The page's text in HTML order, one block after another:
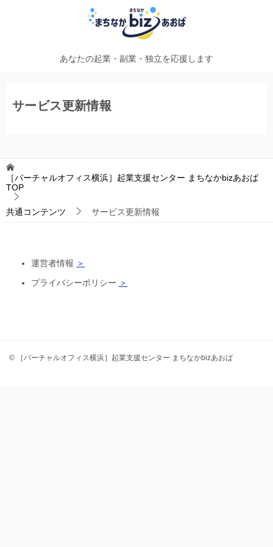
あなたの起業・副業・独立を応援します
サービス更新情報
［バーチャルオフィス横浜］起業支援センター まちなかbizあおば
TOP
共通コンテンツ サービス更新情報
運営者情報 ＞
プライバシーポリシー ＞
© ［バーチャルオフィス横浜］起業支援センター まちなかbizあおば